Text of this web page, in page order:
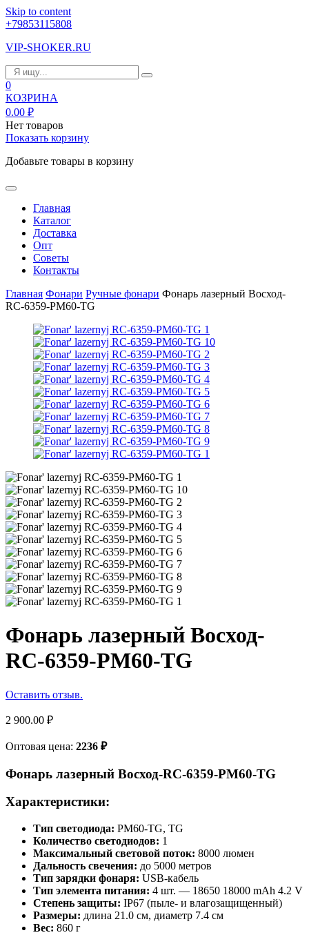
Skip to content
+79853115808
VIP-SHOKER.RU
0
КОЗРИНА
0.00 ₽
Нет товаров
Показать корзину
Добавьте товары в корзину
Главная
Каталог
Доставка
Опт
Советы
Контакты
Главная Фонари Ручные фонари Фонарь лазерный Восход-
RC-6359-PM60-TG
Фонарь лазерный Восход-
RC-6359-PM60-TG
Оставить отзыв.
2 900.00 ₽
Оптовая цена: 2236 ₽
Фонарь лазерный Восход-RC-6359-PM60-TG
Характеристики:
Тип светодиода: PM60-TG, TG
Количество светодиодов: 1
Максимальный световой поток: 8000 люмен
Дальность свечения: до 5000 метров
Тип зарядки фонаря: USB-кабель
Тип элемента питания: 4 шт. — 18650 18000 mAh 4.2 V
Степень защиты: IP67 (пыле- и влагозащищенный)
Размеры: длина 21.0 см, диаметр 7.4 см
Вес: 860 г